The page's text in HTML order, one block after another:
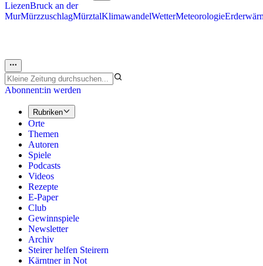
LiezenBruck an der
MurMürzzuschlagMürztalKlimawandelWetterMeteorologie
Abonnent:in werden
Rubriken
Orte
Themen
Autoren
Spiele
Podcasts
Videos
Rezepte
E-Paper
Club
Gewinnspiele
Newsletter
Archiv
Steirer helfen Steirern
Kärntner in Not